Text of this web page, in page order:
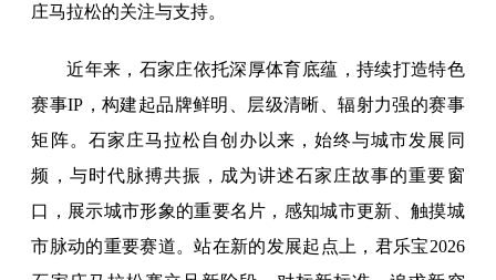
庄马拉松的关注与支持。
近年来，石家庄依托深厚体育底蕴，持续打造特色
赛事IP，构建起品牌鲜明、层级清晰、辐射力强的赛事
矩阵。石家庄马拉松自创办以来，始终与城市发展同
频，与时代脉搏共振，成为讲述石家庄故事的重要窗
口，展示城市形象的重要名片，感知城市更新、触摸城
市脉动的重要赛道。站在新的发展起点上，君乐宝2026